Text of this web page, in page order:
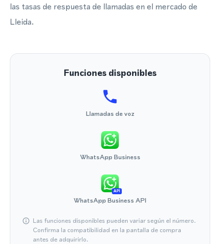
las tasas de respuesta de llamadas en el mercado de
Lleida.
Funciones disponibles
Llamadas de voz
WhatsApp Business
API
WhatsApp Business API
Las funciones disponibles pueden variar según el número.
Confirma la compatibilidad en la pantalla de compra
antes de adquirirlo.